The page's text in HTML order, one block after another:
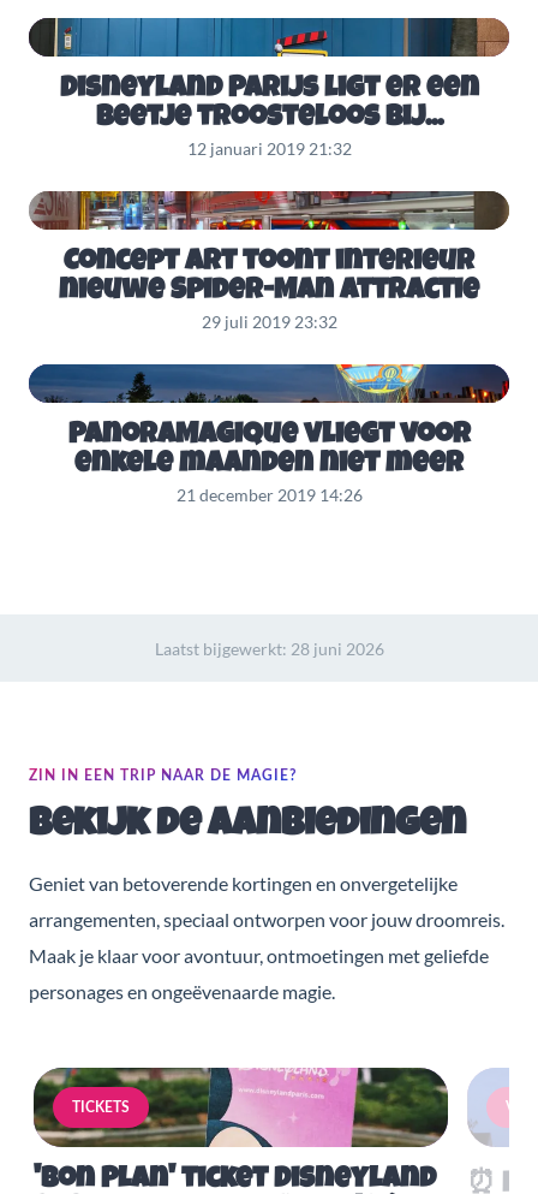
Disneyland Parijs ligt er een
beetje troosteloos bij...
12 januari 2019 21:32
Concept art toont interieur
nieuwe Spider-Man attractie
29 juli 2019 23:32
PanoraMagique vliegt voor
enkele maanden niet meer
21 december 2019 14:26
Laatst bijgewerkt: 28 juni 2026
ZIN IN EEN TRIP NAAR DE MAGIE?
Bekijk de aanbiedingen
Geniet van betoverende kortingen en onvergetelijke
arrangementen, speciaal ontworpen voor jouw droomreis.
Maak je klaar voor avontuur, ontmoetingen met geliefde
personages en ongeëvenaarde magie.
TICKETS
'Bon Plan' ticket Disneyland ⏰